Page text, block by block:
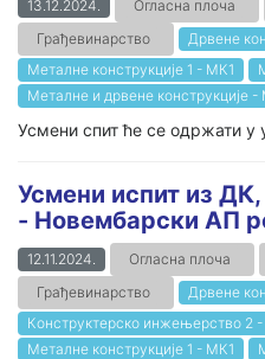
13.12.2024. Огласна плоча
Грађевинарство
Дрвене
Металне конструкције 1 - МК1
Металне и дрвене конструкције
Усмени спит ће се одржати у
Усмени испит из
- Новембарски АП
12.11.2024. Огласна плоча
Грађевинарство
Дрвене
Конструктерско инжењерство 2
Металне конструкције 1 - МК1